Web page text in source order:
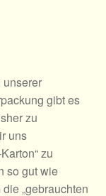
unserer
gibt es
zu
uns
zu
so gut wie
„gebrauchten